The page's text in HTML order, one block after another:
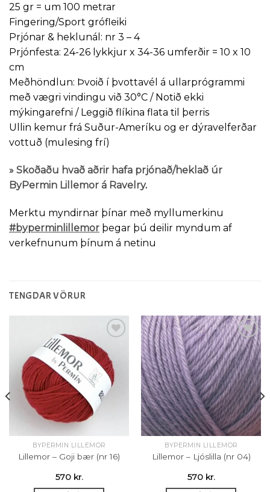
25 gr = um 100 metrar
Fingering/Sport grófleiki
Prjónar & heklunál: nr 3 – 4
Prjónfesta: 24-26 lykkjur x 34-36 umferðir = 10 x 10
cm
Meðhöndlun: Þvoið í þvottavél á ullarprógrammi
með vægri vindingu við 30°C / Notið ekki
mýkingarefni / Leggið flíkina flata til þerris
Ullin kemur frá Suður-Ameríku og er dýravelferðar
vottuð (mulesing frí)
» Skoðaðu hvað aðrir hafa prjónað/heklað úr
ByPermin Lillemor á Ravelry.
Merktu myndirnar þínar með myllumerkinu
#byperminlillemor þegar þú deilir myndum af
verkefnunum þínum á netinu
TENGDAR VÖRUR
Setja á
óskalista
BYPERMIN LILLEMOR
Lillemor – Goji bær (nr 16)
570 kr.
Setja á
óskalista
BYPERMIN LILLEMOR
Lillemor – Ljóslilla (nr 04)
570 kr.